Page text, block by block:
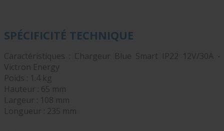
SPÉCIFICITÉ TECHNIQUE
Caractéristiques : Chargeur Blue Smart IP22 12V/30A -
Victron Energy
Poids : 1.4 kg
Hauteur : 65 mm
Largeur : 108 mm
Longueur : 235 mm